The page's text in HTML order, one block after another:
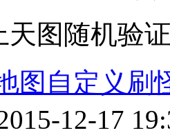
天图随机验
图自定义刷
12-17